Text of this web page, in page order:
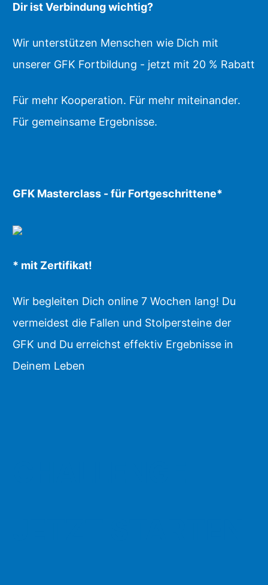
Dir ist Verbindung wichtig?
Wir unterstützen Menschen wie Dich mit
unserer GFK Fortbildung - jetzt mit 20 % Rabatt
Für mehr Kooperation. Für mehr miteinander.
Für gemeinsame Ergebnisse.
GFK Masterclass - für Fortgeschrittene*
* mit Zertifikat!
Wir begleiten Dich online 7 Wochen lang! Du
vermeidest die Fallen und Stolpersteine der
GFK und Du erreichst effektiv Ergebnisse in
Deinem Leben